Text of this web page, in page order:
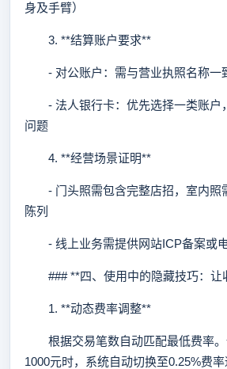
身及手臂）
3. **结算账户要求**
- 对公账户：需与营业执照名称一
- 法人银行卡：优先选择一类账户
问题
4. **经营场景证明**
- 门头照需包含完整店招，室内照
陈列
- 线上业务需提供网站ICP备案或
### **四、使用中的隐藏技巧：让
1. **动态费率调整**
根据交易笔数自动匹配最低费率。
1000元时，系统自动切换至0.25%费率